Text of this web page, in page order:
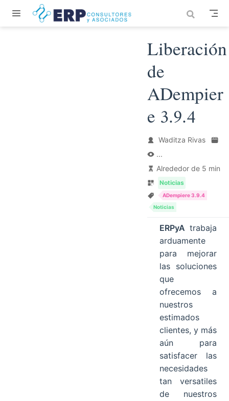
Saltar al contenido principal
Liberación
de
ADempier
e 3.9.4
Waditza Rivas
...
Alrededor de 5 min
Noticias
ADempiere 3.9.4
Noticias
ERPyA trabaja
arduamente
para mejorar
las soluciones
que
ofrecemos a
nuestros
estimados
clientes, y más
aún para
satisfacer las
necesidades
tan versatiles
de nuestros